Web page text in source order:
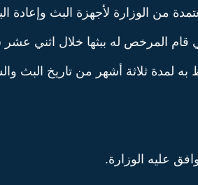
عليه الوزارة.